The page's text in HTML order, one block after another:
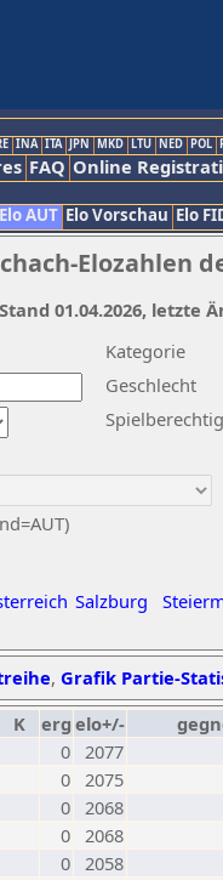
INA ITA JPN MKD LTU NED POL
FAQ Online
Elo AUT Elo Vorschau Elo
Elozahlen
Kategorie
Geschlecht
Salzburg
01.04.2026, letzte
, Grafik Partie-
K erg elo+/-
0 2077
0 2075
0 2068
0 2068
0 2058